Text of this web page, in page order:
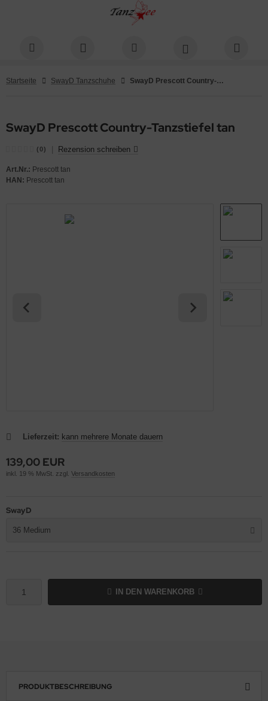
Startseite SwayD Tanzschuhe SwayD Prescott Country-Tanzstiefel tan
SwayD Prescott Country-Tanzstiefel tan
(0) Rezension schreiben
Art.Nr.: Prescott tan
HAN: Prescott tan
Lieferzeit: kann mehrere Monate dauern
139,00 EUR
inkl. 19 % MwSt. zzgl. Versandkosten
SwayD
36 Medium
IN DEN WARENKORB
PRODUKTBESCHREIBUNG